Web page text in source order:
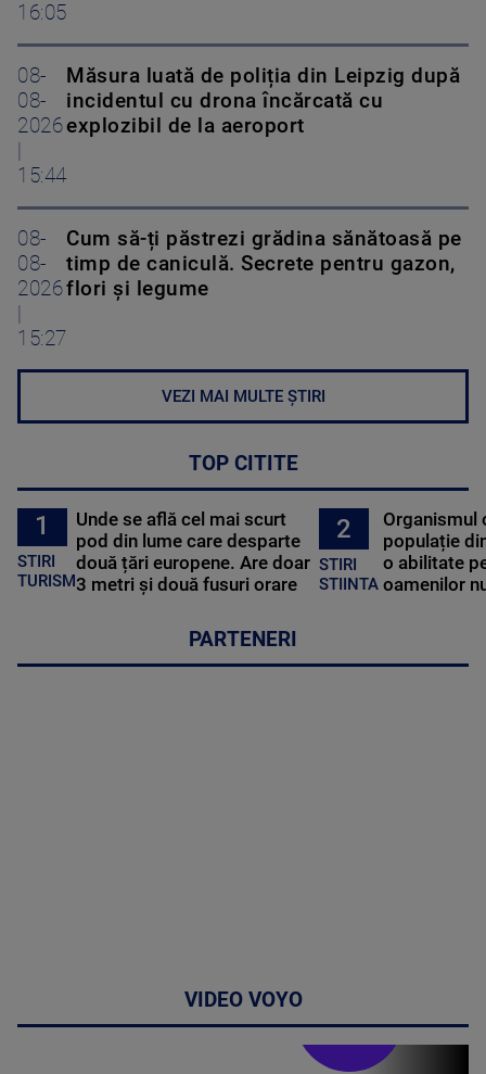
16:05
08-
08-
2026
15:44
Măsura luată de poliția din Leipzig după
incidentul cu drona încărcată cu
explozibil de la aeroport
08-
08-
2026
15:27
Cum să-ți păstrezi grădina sănătoasă pe
timp de caniculă. Secrete pentru gazon,
flori și legume
VEZI MAI MULTE ȘTIRI
TOP CITITE
1
STIRI
TURISM
Unde se află cel mai scurt
pod din lume care desparte
două țări europene. Are doar
3 metri și două fusuri orare
2
STIRI
STIINTA
Organismul
populație
o abilitate
oamenilor
PARTENERI
VIDEO VOYO